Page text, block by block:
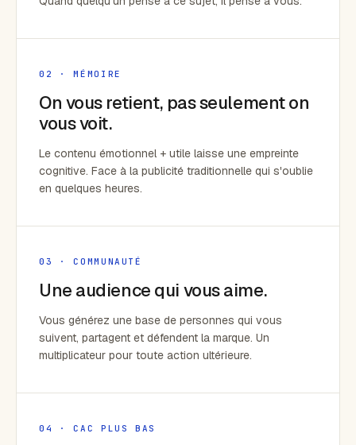
02 · MÉMOIRE
On vous retient, pas seulement on
vous voit.
Le contenu émotionnel + utile laisse une empreinte
cognitive. Face à la publicité traditionnelle qui s'oublie
en quelques heures.
03 · COMMUNAUTÉ
Une audience qui vous aime.
Vous générez une base de personnes qui vous
suivent, partagent et défendent la marque. Un
multiplicateur pour toute action ultérieure.
04 · CAC PLUS BAS